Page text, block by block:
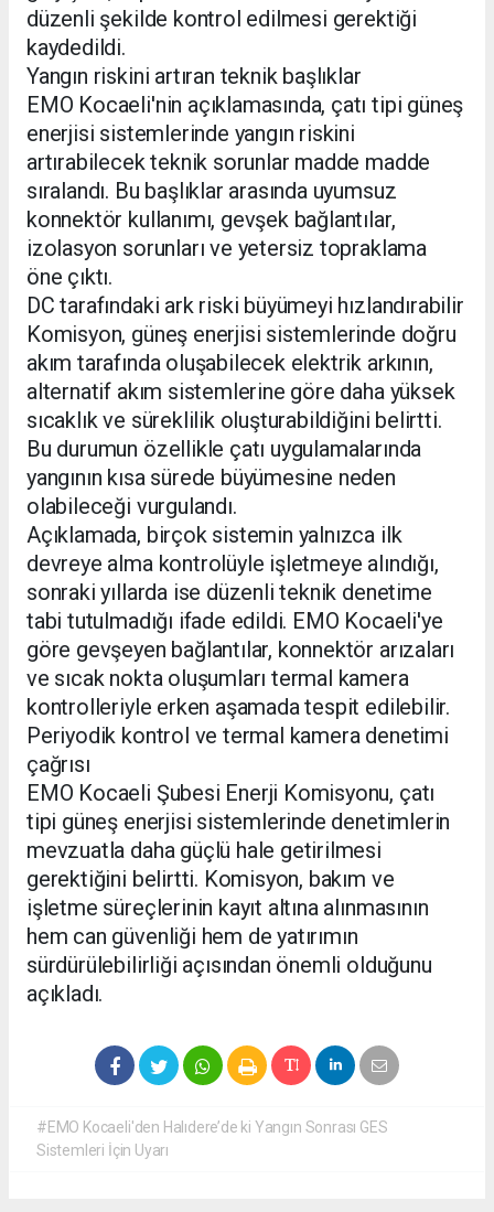
düzenli şekilde kontrol edilmesi gerektiği
kaydedildi.
Yangın riskini artıran teknik başlıklar
EMO Kocaeli'nin açıklamasında, çatı tipi güneş
enerjisi sistemlerinde yangın riskini
artırabilecek teknik sorunlar madde madde
sıralandı. Bu başlıklar arasında uyumsuz
konnektör kullanımı, gevşek bağlantılar,
izolasyon sorunları ve yetersiz topraklama
öne çıktı.
DC tarafındaki ark riski büyümeyi hızlandırabilir
Komisyon, güneş enerjisi sistemlerinde doğru
akım tarafında oluşabilecek elektrik arkının,
alternatif akım sistemlerine göre daha yüksek
sıcaklık ve süreklilik oluşturabildiğini belirtti.
Bu durumun özellikle çatı uygulamalarında
yangının kısa sürede büyümesine neden
olabileceği vurgulandı.
Açıklamada, birçok sistemin yalnızca ilk
devreye alma kontrolüyle işletmeye alındığı,
sonraki yıllarda ise düzenli teknik denetime
tabi tutulmadığı ifade edildi. EMO Kocaeli'ye
göre gevşeyen bağlantılar, konnektör arızaları
ve sıcak nokta oluşumları termal kamera
kontrolleriyle erken aşamada tespit edilebilir.
Periyodik kontrol ve termal kamera denetimi
çağrısı
EMO Kocaeli Şubesi Enerji Komisyonu, çatı
tipi güneş enerjisi sistemlerinde denetimlerin
mevzuatla daha güçlü hale getirilmesi
gerektiğini belirtti. Komisyon, bakım ve
işletme süreçlerinin kayıt altına alınmasının
hem can güvenliği hem de yatırımın
sürdürülebilirliği açısından önemli olduğunu
açıkladı.
#EMO Kocaeli'den Halıdere’de ki Yangın Sonrası GES
Sistemleri İçin Uyarı